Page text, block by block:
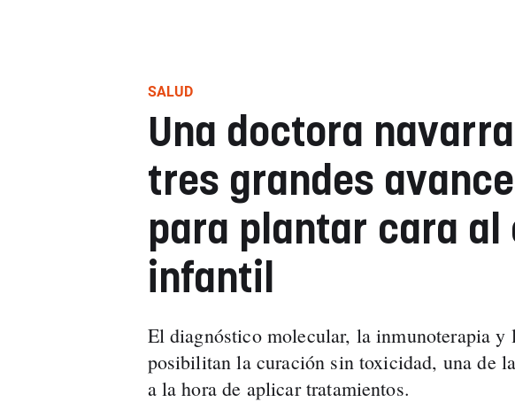
SALUD
Una doctora
tres grandes
para plantar cara al
infantil
El diagnóstico molecular, la inmunoterapia y
posibilitan la curación sin toxicidad, una de
a la hora de aplicar tratamientos.